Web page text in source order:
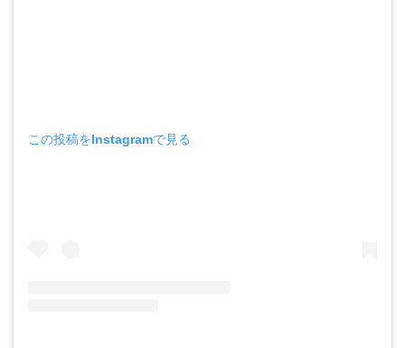
この投稿をInstagramで見る